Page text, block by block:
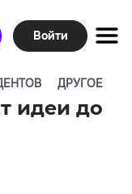
Войти
ДРУГОЕ
идеи до